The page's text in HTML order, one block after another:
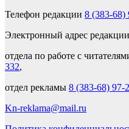
Телефон редакции 8 (383-68)
Электронный адрес
отдела по работе с
332,
отдел рекламы 8 (383-68) 97-
Kn-reklama@mail.ru